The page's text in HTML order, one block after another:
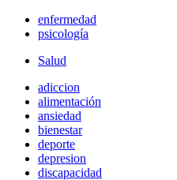
enfermedad
psicología
Salud
adiccion
alimentación
ansiedad
bienestar
deporte
depresion
discapacidad